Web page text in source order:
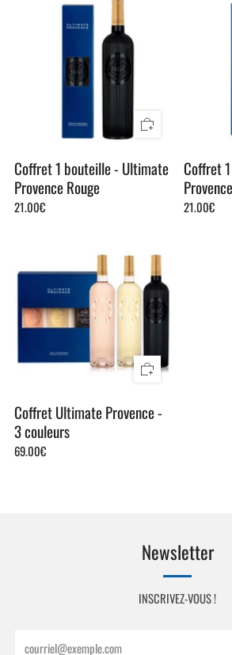
Coffret 1 bouteille - Ultimate
Provence Rouge
21.00€
Coffret
21.00€
Coffret Ultimate Provence -
3 couleurs
69.00€
Newsletter
INSCRIVEZ-VOUS !